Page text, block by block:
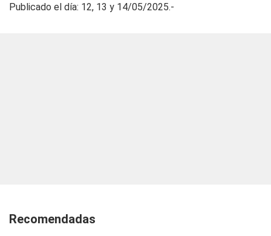
Publicado el día: 12, 13 y 14/05/2025.-
Recomendadas